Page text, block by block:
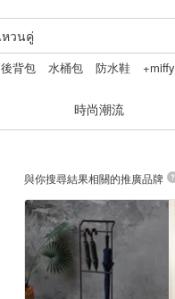
後背包 水桶包 防水鞋 +miffy
時尚潮流
與你搜尋結果相關的推廣品牌